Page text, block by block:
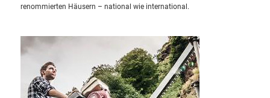
renommierten Häusern – national wie international.